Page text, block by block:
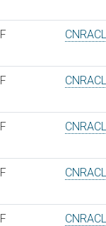
F CNRACL
F CNRACL
F CNRACL
F CNRACL
F CNRACL